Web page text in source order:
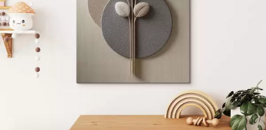
Преміум
Від363
Яскраві, насичені кольори
Стійкість до вицвітання
Безпечне чорнило без запаху
Поверхня з текстурою полотна